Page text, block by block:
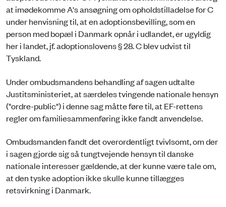
at imødekomme A's ansøgning om opholdstilladelse for C
under henvisning til, at en adoptionsbevilling, som en
person med bopæl i Danmark opnår i udlandet, er ugyldig
her i landet, jf. adoptionslovens § 28. C blev udvist til
Tyskland.
Under ombudsmandens behandling af sagen udtalte
Justitsministeriet, at særdeles tvingende nationale hensyn
("ordre-public") i denne sag måtte føre til, at EF-rettens
regler om familiesammenføring ikke fandt anvendelse.
Ombudsmanden fandt det overordentligt tvivlsomt, om der
i sagen gjorde sig så tungtvejende hensyn til danske
nationale interesser gældende, at der kunne være tale om,
at den tyske adoption ikke skulle kunne tillægges
retsvirkning i Danmark.